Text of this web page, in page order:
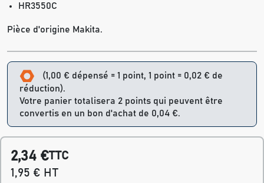
HR3550C
Pièce d'origine Makita.
(1,00 € dépensé = 1 point, 1 point = 0,02 € de
réduction).
Votre panier totalisera 2 points qui peuvent être
convertis en un bon d'achat de 0,04 €.
2,34 €TTC
1,95 € HT